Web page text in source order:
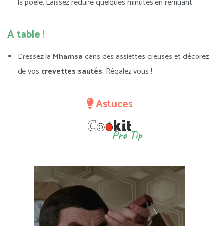
A table !
Dressez la Mhamsadans des assiettes creuses et décorez
de vos crevettes sautés. Régalez vous !
Astuces
Pro Tip